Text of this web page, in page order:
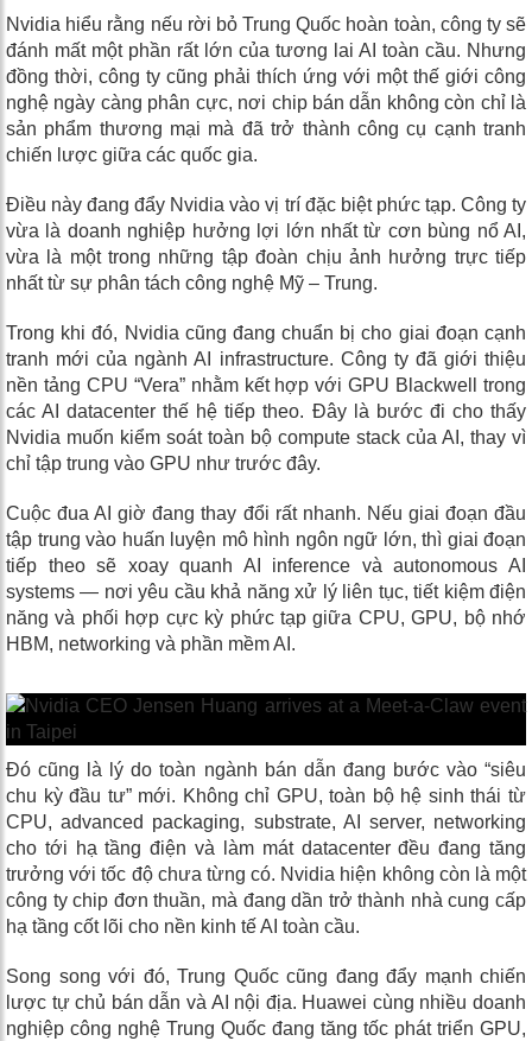
Nvidia hiểu rằng nếu rời bỏ Trung Quốc hoàn toàn, công ty sẽ
đánh mất một phần rất lớn của tương lai AI toàn cầu. Nhưng
đồng thời, công ty cũng phải thích ứng với một thế giới công
nghệ ngày càng phân cực, nơi chip bán dẫn không còn chỉ là
sản phẩm thương mại mà đã trở thành công cụ cạnh tranh
chiến lược giữa các quốc gia.
Điều này đang đẩy Nvidia vào vị trí đặc biệt phức tạp. Công ty
vừa là doanh nghiệp hưởng lợi lớn nhất từ cơn bùng nổ AI,
vừa là một trong những tập đoàn chịu ảnh hưởng trực tiếp
nhất từ sự phân tách công nghệ Mỹ – Trung.
Trong khi đó, Nvidia cũng đang chuẩn bị cho giai đoạn cạnh
tranh mới của ngành AI infrastructure. Công ty đã giới thiệu
nền tảng CPU “Vera” nhằm kết hợp với GPU Blackwell trong
các AI datacenter thế hệ tiếp theo. Đây là bước đi cho thấy
Nvidia muốn kiểm soát toàn bộ compute stack của AI, thay vì
chỉ tập trung vào GPU như trước đây.
Cuộc đua AI giờ đang thay đổi rất nhanh. Nếu giai đoạn đầu
tập trung vào huấn luyện mô hình ngôn ngữ lớn, thì giai đoạn
tiếp theo sẽ xoay quanh AI inference và autonomous AI
systems — nơi yêu cầu khả năng xử lý liên tục, tiết kiệm điện
năng và phối hợp cực kỳ phức tạp giữa CPU, GPU, bộ nhớ
HBM, networking và phần mềm AI.
Đó cũng là lý do toàn ngành bán dẫn đang bước vào “siêu
chu kỳ đầu tư” mới. Không chỉ GPU, toàn bộ hệ sinh thái từ
CPU, advanced packaging, substrate, AI server, networking
cho tới hạ tầng điện và làm mát datacenter đều đang tăng
trưởng với tốc độ chưa từng có. Nvidia hiện không còn là một
công ty chip đơn thuần, mà đang dần trở thành nhà cung cấp
hạ tầng cốt lõi cho nền kinh tế AI toàn cầu.
Song song với đó, Trung Quốc cũng đang đẩy mạnh chiến
lược tự chủ bán dẫn và AI nội địa. Huawei cùng nhiều doanh
nghiệp công nghệ Trung Quốc đang tăng tốc phát triển GPU,